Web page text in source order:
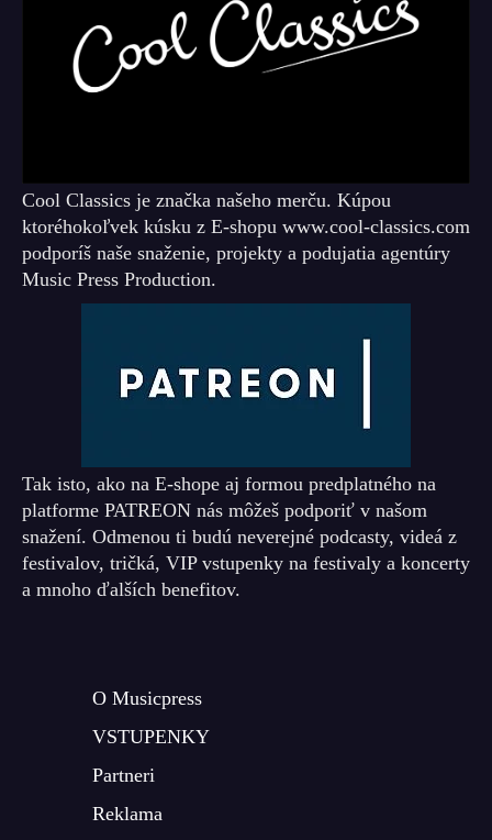
Cool Classics je značka našeho merču. Kúpou
ktoréhokoľvek kúsku z E-shopu www.cool-classics.com
podporíš naše snaženie, projekty a podujatia agentúry
Music Press Production.
Tak isto, ako na E-shope aj formou predplatného na
platforme PATREON nás môžeš podporiť v našom
snažení. Odmenou ti budú neverejné podcasty, videá z
festivalov, tričká, VIP vstupenky na festivaly a koncerty
a mnoho ďalších benefitov.
O Musicpress
VSTUPENKY
Partneri
Reklama